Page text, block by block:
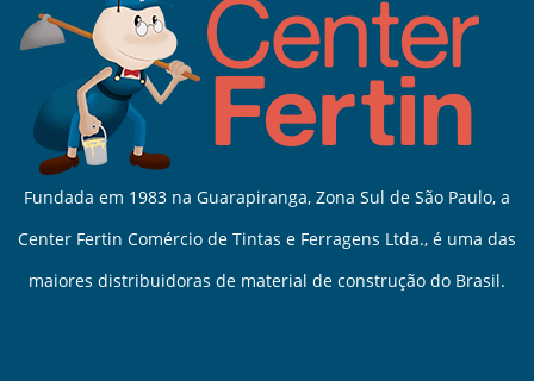
Fundada em 1983 na Guarapiranga, Zona Sul de São Paulo, a
Center Fertin Comércio de Tintas e Ferragens Ltda., é uma das
maiores distribuidoras de material de construção do Brasil.